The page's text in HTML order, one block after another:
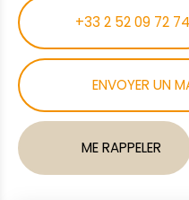
+33 2 52 09 72 74
ENVOYER UN
ME RAPPELER